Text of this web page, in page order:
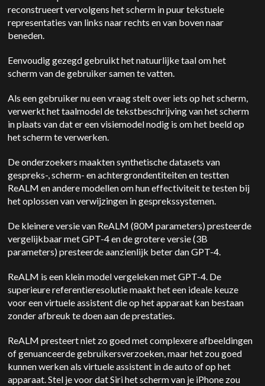
reconstrueert vervolgens het scherm in puur tekstuele
representaties van links naar rechts en van boven naar
beneden.
Eenvoudig gezegd gebruikt het natuurlijke taal om het
scherm van de gebruiker samen te vatten.
Als een gebruiker nu een vraag stelt over iets op het scherm,
verwerkt het taalmodel de tekstbeschrijving van het scherm
in plaats van dat er een visiemodel nodig is om het beeld op
het scherm te verwerken.
De onderzoekers maakten synthetische datasets van
gespreks-, scherm- en achtergrondentiteiten en testten
ReALM en andere modellen om hun effectiviteit te testen bij
het oplossen van verwijzingen in gesprekssystemen.
De kleinere versie van ReALM (80M parameters) presteerde
vergelijkbaar met GPT-4 en de grotere versie (3B
parameters) presteerde aanzienlijk beter dan GPT-4.
ReALM is een klein model vergeleken met GPT-4. De
superieure referentieresolutie maakt het een ideale keuze
voor een virtuele assistent die op het apparaat kan bestaan
zonder afbreuk te doen aan de prestaties.
ReALM presteert niet zo goed met complexere afbeeldingen
of genuanceerde gebruikersverzoeken, maar het zou goed
kunnen werken als virtuele assistent in de auto of op het
apparaat. Stel je voor dat Siri het scherm van je iPhone zou